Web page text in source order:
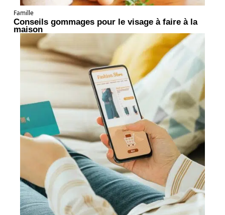
Famille
Conseils gommages pour le visage à faire à la
maison